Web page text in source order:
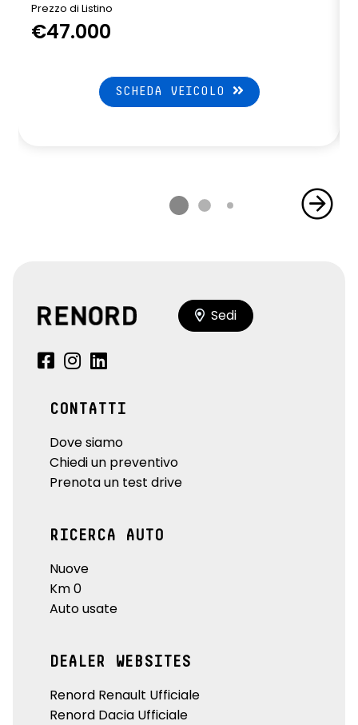
Prezzo di Listino
€47.000
SCHEDA VEICOLO
Sedi
CONTATTI
Dove siamo
Chiedi un preventivo
Prenota un test drive
RICERCA AUTO
Nuove
Km 0
Auto usate
DEALER WEBSITES
Renord Renault Ufficiale
Renord Dacia Ufficiale